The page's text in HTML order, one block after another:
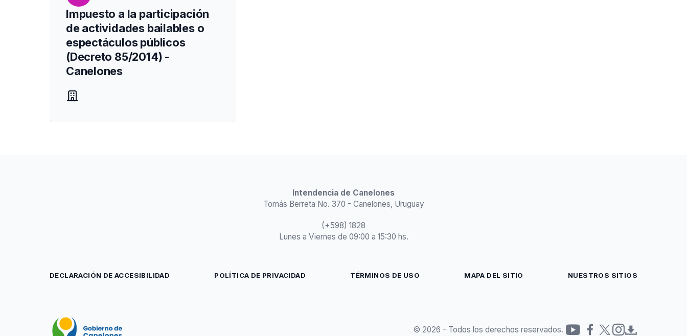
Impuesto a la participación
de actividades bailables o
espectáculos públicos
(Decreto 85/2014) -
Canelones
Intendencia de Canelones
Tomás Berreta No. 370 - Canelones, Uruguay
(+598) 1828
Lunes a Viernes de 09:00 a 15:30 hs.
DECLARACIÓN DE ACCESIBILIDAD POLÍTICA DE PRIVACIDAD TÉRMINOS DE USO MAPA DEL SITIO NUESTROS SITIOS
© 2026 - Todos los derechos reservados.